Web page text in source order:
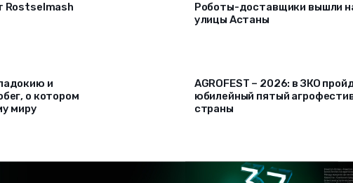
Rostselmash
Роботы-доставщики вышли
улицы Астаны
и
о котором
миру
AGROFEST – 2026: в ЗКО
юбилейный пятый
страны